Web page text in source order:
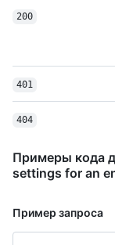
200
401
404
Примеры кода
settings for an
Пример запроса